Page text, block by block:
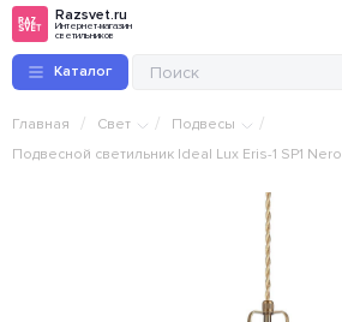
Razsvet.ru
Интернет-магазин
светильников
Каталог
Главная / Свет / Подвесы /
Подвесной светильник Ideal Lux Eris-1 SP1 Nero